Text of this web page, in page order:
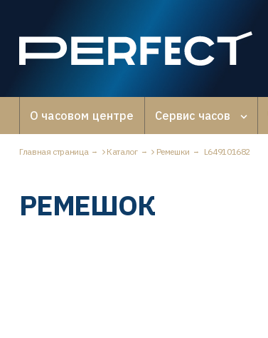
О часовом центре Сервис часов
Главная страница Каталог Ремешки L649101682
РЕМЕШОК